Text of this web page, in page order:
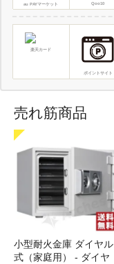
au PAYマーケット Qoo10
楽天カード
ポイントサイト
売れ筋商品
小型耐火金庫 ダイヤル
式（家庭用） - ダイヤ